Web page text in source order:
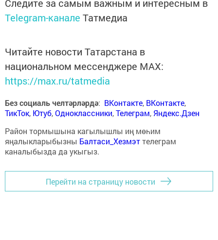
Следите за самым важным и интересным в
Telegram-канале Татмедиа
Читайте новости Татарстана в
национальном мессенджере MАХ:
https://max.ru/tatmedia
Без социаль челтәрләрдә: ВКонтакте, ВКонтакте,
ТикТок, Ютуб,Одноклассники,Телеграм, Яндекс.Дзен
Район тормышына кагылышлы иң мөһим
яңалыкларыбызны Балтаси_Хезмэттелеграм
каналыбызда да укыгыз.
Перейти на страницу новости